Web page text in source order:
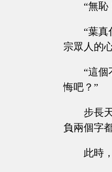
“無恥
“葉
宗眾人的
“這
悔吧？”
步長
負兩個字
此時